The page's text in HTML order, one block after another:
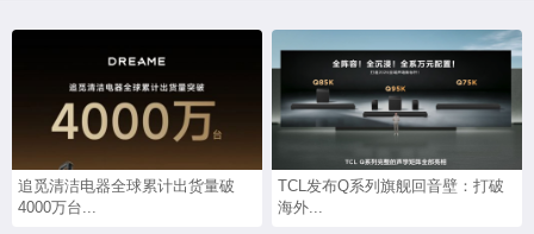
追觅清洁电器全球累计出货量破
4000万台...
TCL发布Q系列旗舰回音壁：打破
海外...